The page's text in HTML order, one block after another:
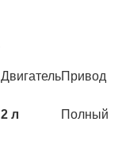
ДвигательПривод
2 л Полный